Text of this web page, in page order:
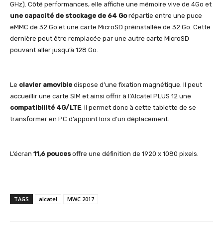
GHz). Côté performances, elle affiche une mémoire vive de 4Go et
une capacité de stockage de 64 Gorépartie entre une puce
eMMC de 32 Go et une carte MicroSD préinstallée de 32 Go. Cette
dernière peut être remplacée par une autre carte MicroSD
pouvant aller jusqu’à 128 Go.
Le clavier amovible dispose d’une fixation magnétique. Il peut
accueillir une carte SIM et ainsi offrir à l’Alcatel PLUS 12 une
compatibilité 4G/LTE. Il permet donc à cette tablette de se
transformer en PC d’appoint lors d’un déplacement.
L’écran 11,6 poucesoffre une définition de 1920 x 1080 pixels.
TAGS alcatel MWC 2017